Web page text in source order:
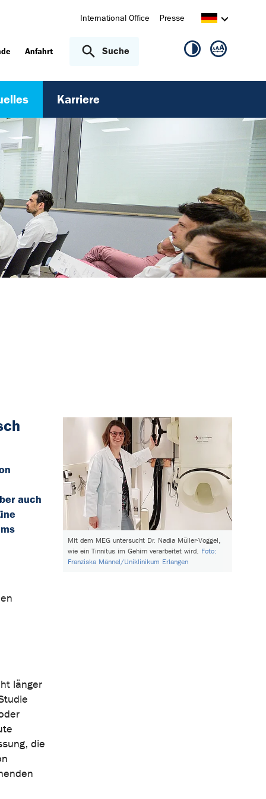
International Office Presse
Anfahrt Suche
Karriere
auch
länger
die
Mit dem MEG untersucht Dr. Nadia Müller-Voggel,
wie ein Tinnitus im Gehirn verarbeitet wird. Foto:
Franziska Männel/Uniklinikum Erlangen